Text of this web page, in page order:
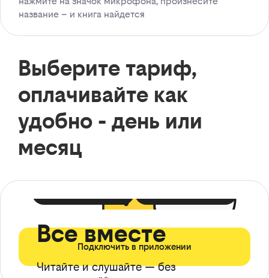
название – и книга найдется
Выберите тариф,
оплачивайте как
удобно - день или
месяц
Все вместе
Читайте и слушайте — без
Подключить в приложении